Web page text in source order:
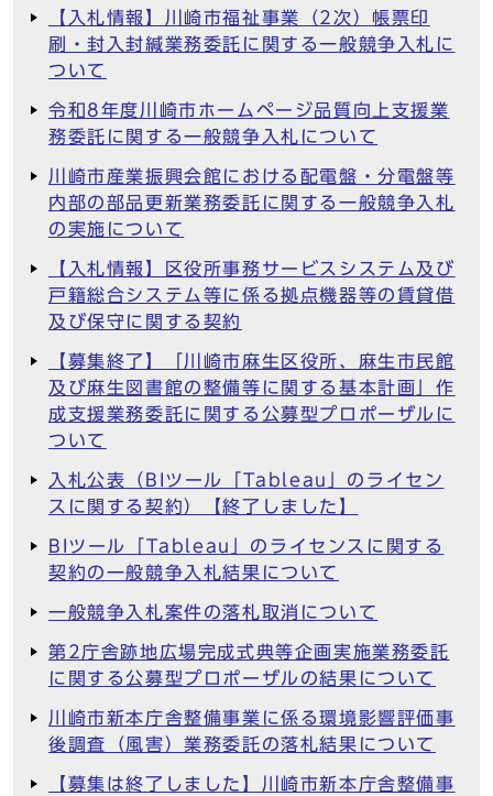
【入札情報】川崎市福祉事業（2次）帳票印
刷・封入封緘業務委託に関する一般競争入札に
ついて
令和8年度川崎市ホームページ品質向上支援業
務委託に関する一般競争入札について
川崎市産業振興会館における配電盤・分電盤等
内部の部品更新業務委託に関する一般競争入札
の実施について
【入札情報】区役所事務サービスシステム及び
戸籍総合システム等に係る拠点機器等の賃貸借
及び保守に関する契約
【募集終了】「川崎市麻生区役所、麻生市民館
及び麻生図書館の整備等に関する基本計画」作
成支援業務委託に関する公募型プロポーザルに
ついて
入札公表（BIツール「Tableau」のライセン
スに関する契約）【終了しました】
BIツール「Tableau」のライセンスに関する
契約の一般競争入札結果について
一般競争入札案件の落札取消について
第2庁舎跡地広場完成式典等企画実施業務委託
に関する公募型プロポーザルの結果について
川崎市新本庁舎整備事業に係る環境影響評価事
後調査（風害）業務委託の落札結果について
【募集は終了しました】川崎市新本庁舎整備事